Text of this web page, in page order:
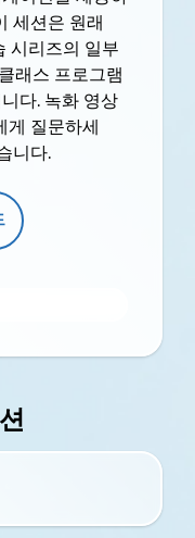
세션은 원래
시리즈의 일부
래스 프로그램
다. 녹화 영상
게 질문하세
니다.